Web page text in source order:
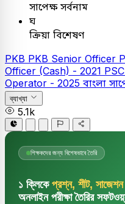
সাপেক্ষ সর্বনাম
ঘ
ক্রিয়া বিশেষণ
PKB PKB Senior Officer
Officer (Cash) - 2021 PSC
Operator - 2025 বাংলা
ব্যাখ্যা
5.1k
শিক্ষকদের জন্য বিশেষভাবে তৈরি
১ ক্লিকে প্রশ্ন, শীট, সাজেশন
অনলাইন পরীক্ষা তৈরির